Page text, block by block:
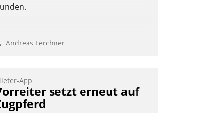
Andreas Lerchner
App
setzt erneut auf